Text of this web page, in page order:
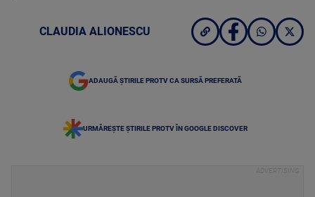
CLAUDIA ALIONESCU
ADAUGĂ ȘTIRILE PROTV CA SURSĂ PREFERATĂ
URMĂREȘTE ȘTIRILE PROTV ÎN GOOGLE DISCOVER